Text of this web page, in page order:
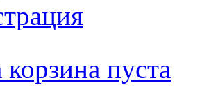
пуста